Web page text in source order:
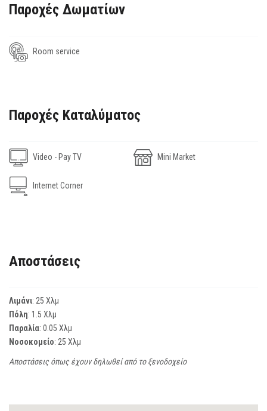
Παροχές Δωματίων
Room service
Παροχές Καταλύματος
Video - Pay TV Mini Market
Internet Corner
Αποστάσεις
Λιμάνι: 25 Χλμ
Πόλη: 1.5 Χλμ
Παραλία: 0.05 Χλμ
Νοσοκομείο: 25 Χλμ
Αποστάσεις όπως έχουν δηλωθεί από το ξενοδοχείο